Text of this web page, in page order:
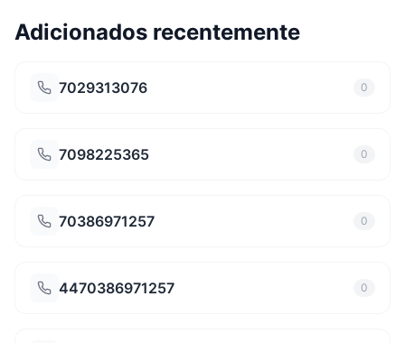
Adicionados recentemente
7029313076 0
7098225365 0
70386971257 0
4470386971257 0